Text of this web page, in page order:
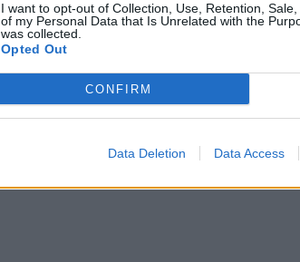
I want to opt-out of Collection, Use, Retention,
of my Personal Data that Is Unrelated with the
was collected.
Opted Out
CONFIRM
Data Deletion Data Access